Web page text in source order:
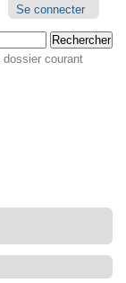
Se connecter
courant